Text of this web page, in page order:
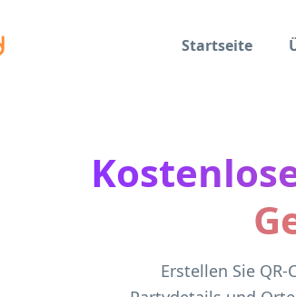
Startseite
Erstellen Sie